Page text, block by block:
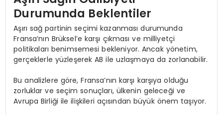
Durumunda Beklentiler
Aşırı sağ partinin seçimi kazanması durumunda
Fransa’nın Brüksel’e karşı çıkması ve milliyetçi
politikaları benimsemesi bekleniyor. Ancak yönetim,
gerçeklerle yüzleşerek AB ile uzlaşmaya da zorlanabilir.
Bu analizlere göre, Fransa’nın karşı karşıya olduğu
zorluklar ve seçim sonuçları, ülkenin geleceği ve
Avrupa Birliği ile ilişkileri açısından büyük önem taşıyor.